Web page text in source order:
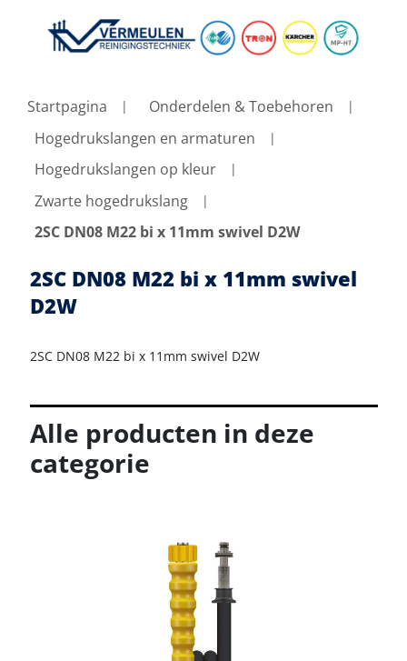
Startpagina
Onderdelen & Toebehoren
Hogedrukslangen en armaturen
Hogedrukslangen op kleur
Zwarte hogedrukslang
2SC DN08 M22 bi x 11mm swivel D2W
2SC DN08 M22 bi x 11mm swivel
D2W
2SC DN08 M22 bi x 11mm swivel D2W
Alle producten in deze
categorie